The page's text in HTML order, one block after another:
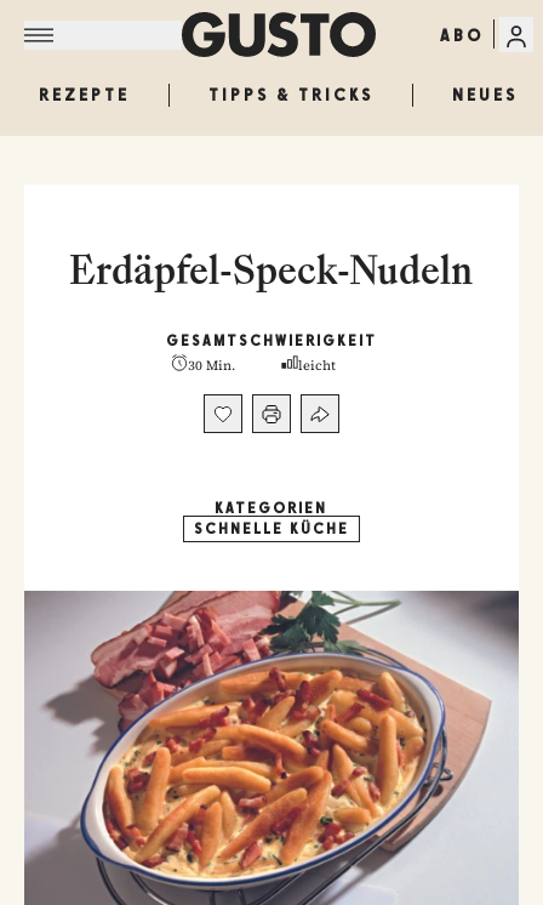
ABO
REZEPTE TIPPS & TRICKS NEUES
Erdäpfel-Speck-Nudeln
GESAMT
30 Min.
SCHWIERIGKEIT
leicht
KATEGORIEN
SCHNELLE KÜCHE